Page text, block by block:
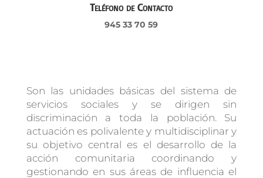
Teléfono de Contacto
945 33 70 59
Son las unidades básicas del sistema de
servicios sociales y se dirigen sin
discriminación a toda la población. Su
actuación es polivalente y multidisciplinar y
su objetivo central es el desarrollo de la
acción comunitaria coordinando y
gestionando en sus áreas de influencia el